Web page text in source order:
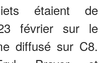
étaient de
février sur le
diffusé sur C8.